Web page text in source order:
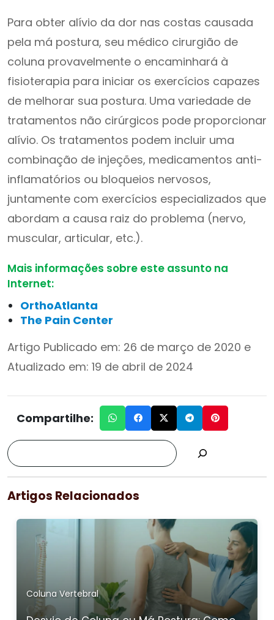
Para obter alívio da dor nas costas causada
pela má postura, seu médico cirurgião de
coluna provavelmente o encaminhará à
fisioterapia para iniciar os exercícios capazes
de melhorar sua postura. Uma variedade de
tratamentos não cirúrgicos pode proporcionar
alívio. Os tratamentos podem incluir uma
combinação de injeções, medicamentos anti-
inflamatórios ou bloqueios nervosos,
juntamente com exercícios especializados que
abordam a causa raiz do problema (nervo,
muscular, articular, etc.).
Mais informações sobre este assunto na
Internet:
OrthoAtlanta
The Pain Center
Artigo Publicado em: 26 de março de 2020 e
Atualizado em: 19 de abril de 2024
Compartilhe:
Artigos Relacionados
Coluna Vertebral